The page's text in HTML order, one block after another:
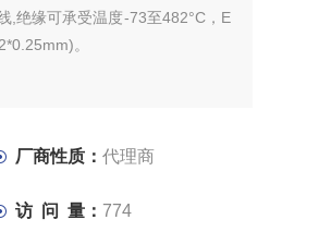
,绝缘可承受温度-73至482°C，E
。
厂商性质： 代理商
访 问 量： 774